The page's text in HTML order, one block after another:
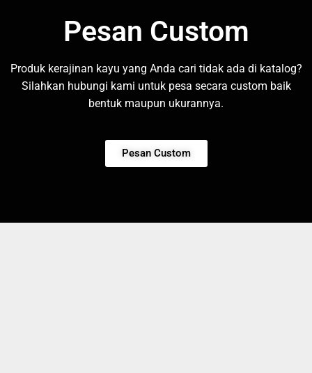
Pesan Custom
Produk kerajinan kayu yang Anda cari tidak ada di katalog?
Silahkan hubungi kami untuk pesa secara custom baik
bentuk maupun ukurannya.
Pesan Custom